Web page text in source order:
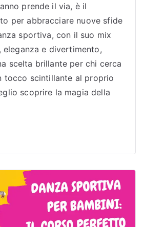
prende il via, è il
per abbracciare nuove sfide
sportiva, con il suo mix
eleganza e divertimento,
scelta brillante per chi cerca
tocco scintillante al proprio
scoprire la magia della